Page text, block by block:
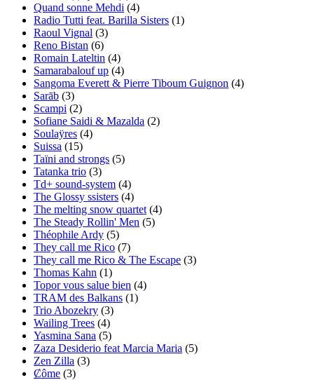
Quand sonne Mehdi (4)
Radio Tutti feat. Barilla Sisters (1)
Raoul Vignal (3)
Reno Bistan (6)
Romain Lateltin (4)
Samarabalouf up (4)
Sangoma Everett & Pierre Tiboum Guignon (4)
Sarāb (3)
Scampi (2)
Sofiane Saidi & Mazalda (2)
Soulaÿres (4)
Suissa (15)
Taïni and strongs (5)
Tatanka trio (3)
Td+ sound-system (4)
The Glossy ssisters (4)
The melting snow quartet (4)
The Steady Rollin' Men (5)
Théophile Ardy (5)
They call me Rico (7)
They call me Rico & The Escape (3)
Thomas Kahn (1)
Topor vous salue bien (4)
TRAM des Balkans (1)
Trio Abozekry (3)
Wailing Trees (4)
Yasmina Sana (5)
Zaza Desiderio feat Marcia Maria (5)
Zen Zilla (3)
Ȼôme (3)